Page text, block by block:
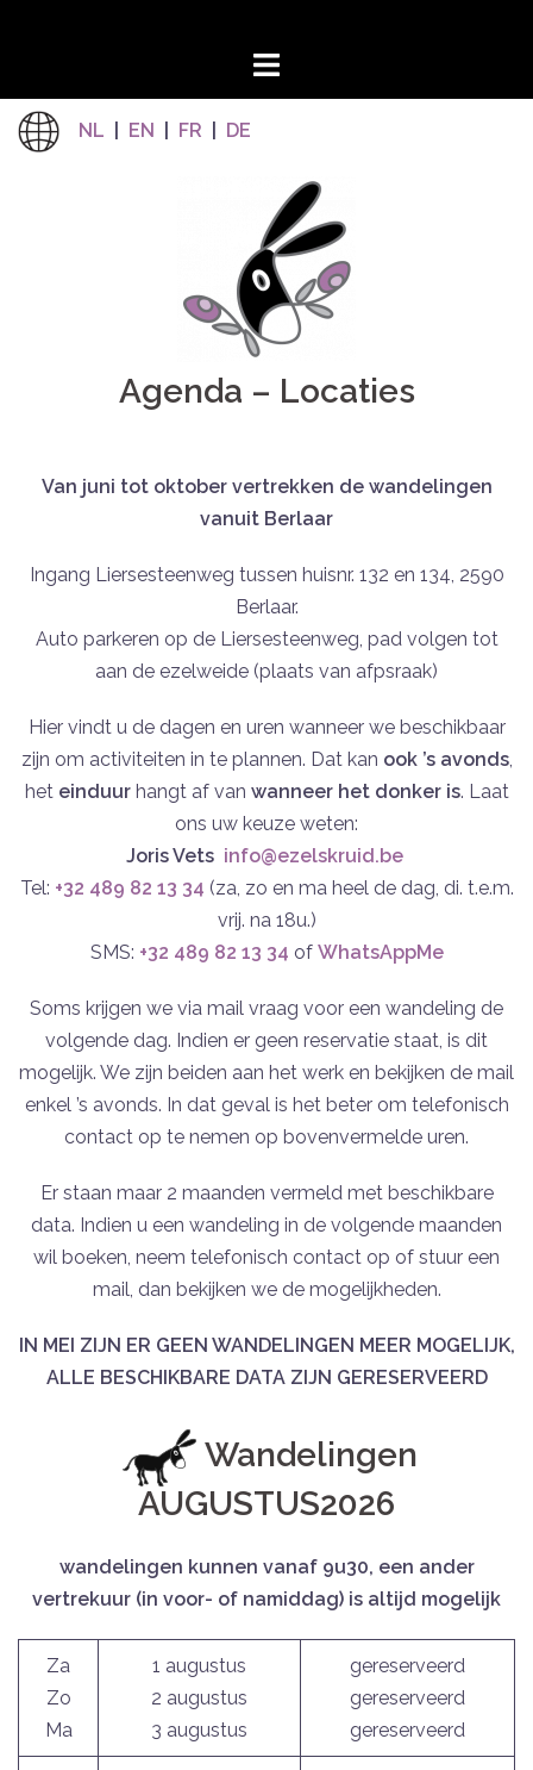
NL EN FR DE
Agenda – Locaties
Van juni tot oktober vertrekken de wandelingen
vanuit Berlaar
Ingang Liersesteenweg tussen huisnr. 132 en 134, 2590
Berlaar.
Auto parkeren op de Liersesteenweg, pad volgen tot
aan de ezelweide (plaats van afpsraak)
Hier vindt u de dagen en uren wanneer we beschikbaar
zijn om activiteiten in te plannen. Dat kan ook ’s avonds,
het einduur hangt af van wanneer het donker is. Laat
ons uw keuze weten:
Joris Vets info@ezelskruid.be
Tel: +32 489 82 13 34 (za, zo en ma heel de dag, di. t.e.m.
vrij. na 18u.)
SMS: +32 489 82 13 34 of WhatsAppMe
Soms krijgen we via mail vraag voor een wandeling de
volgende dag. Indien er geen reservatie staat, is dit
mogelijk. We zijn beiden aan het werk en bekijken de mail
enkel ’s avonds. In dat geval is het beter om telefonisch
contact op te nemen op bovenvermelde uren.
Er staan maar 2 maanden vermeld met beschikbare
data. Indien u een wandeling in de volgende maanden
wil boeken, neem telefonisch contact op of stuur een
mail, dan bekijken we de mogelijkheden.
IN MEI ZIJN ER GEEN WANDELINGEN MEER MOGELIJK,
ALLE BESCHIKBARE DATA ZIJN GERESERVEERD
Wandelingen
AUGUSTUS2026
wandelingen kunnen vanaf 9u30, een ander
vertrekuur (in voor- of namiddag) is altijd mogelijk
Za
Zo
Ma
1 augustus
2 augustus
3 augustus
gereserveerd
gereserveerd
gereserveerd